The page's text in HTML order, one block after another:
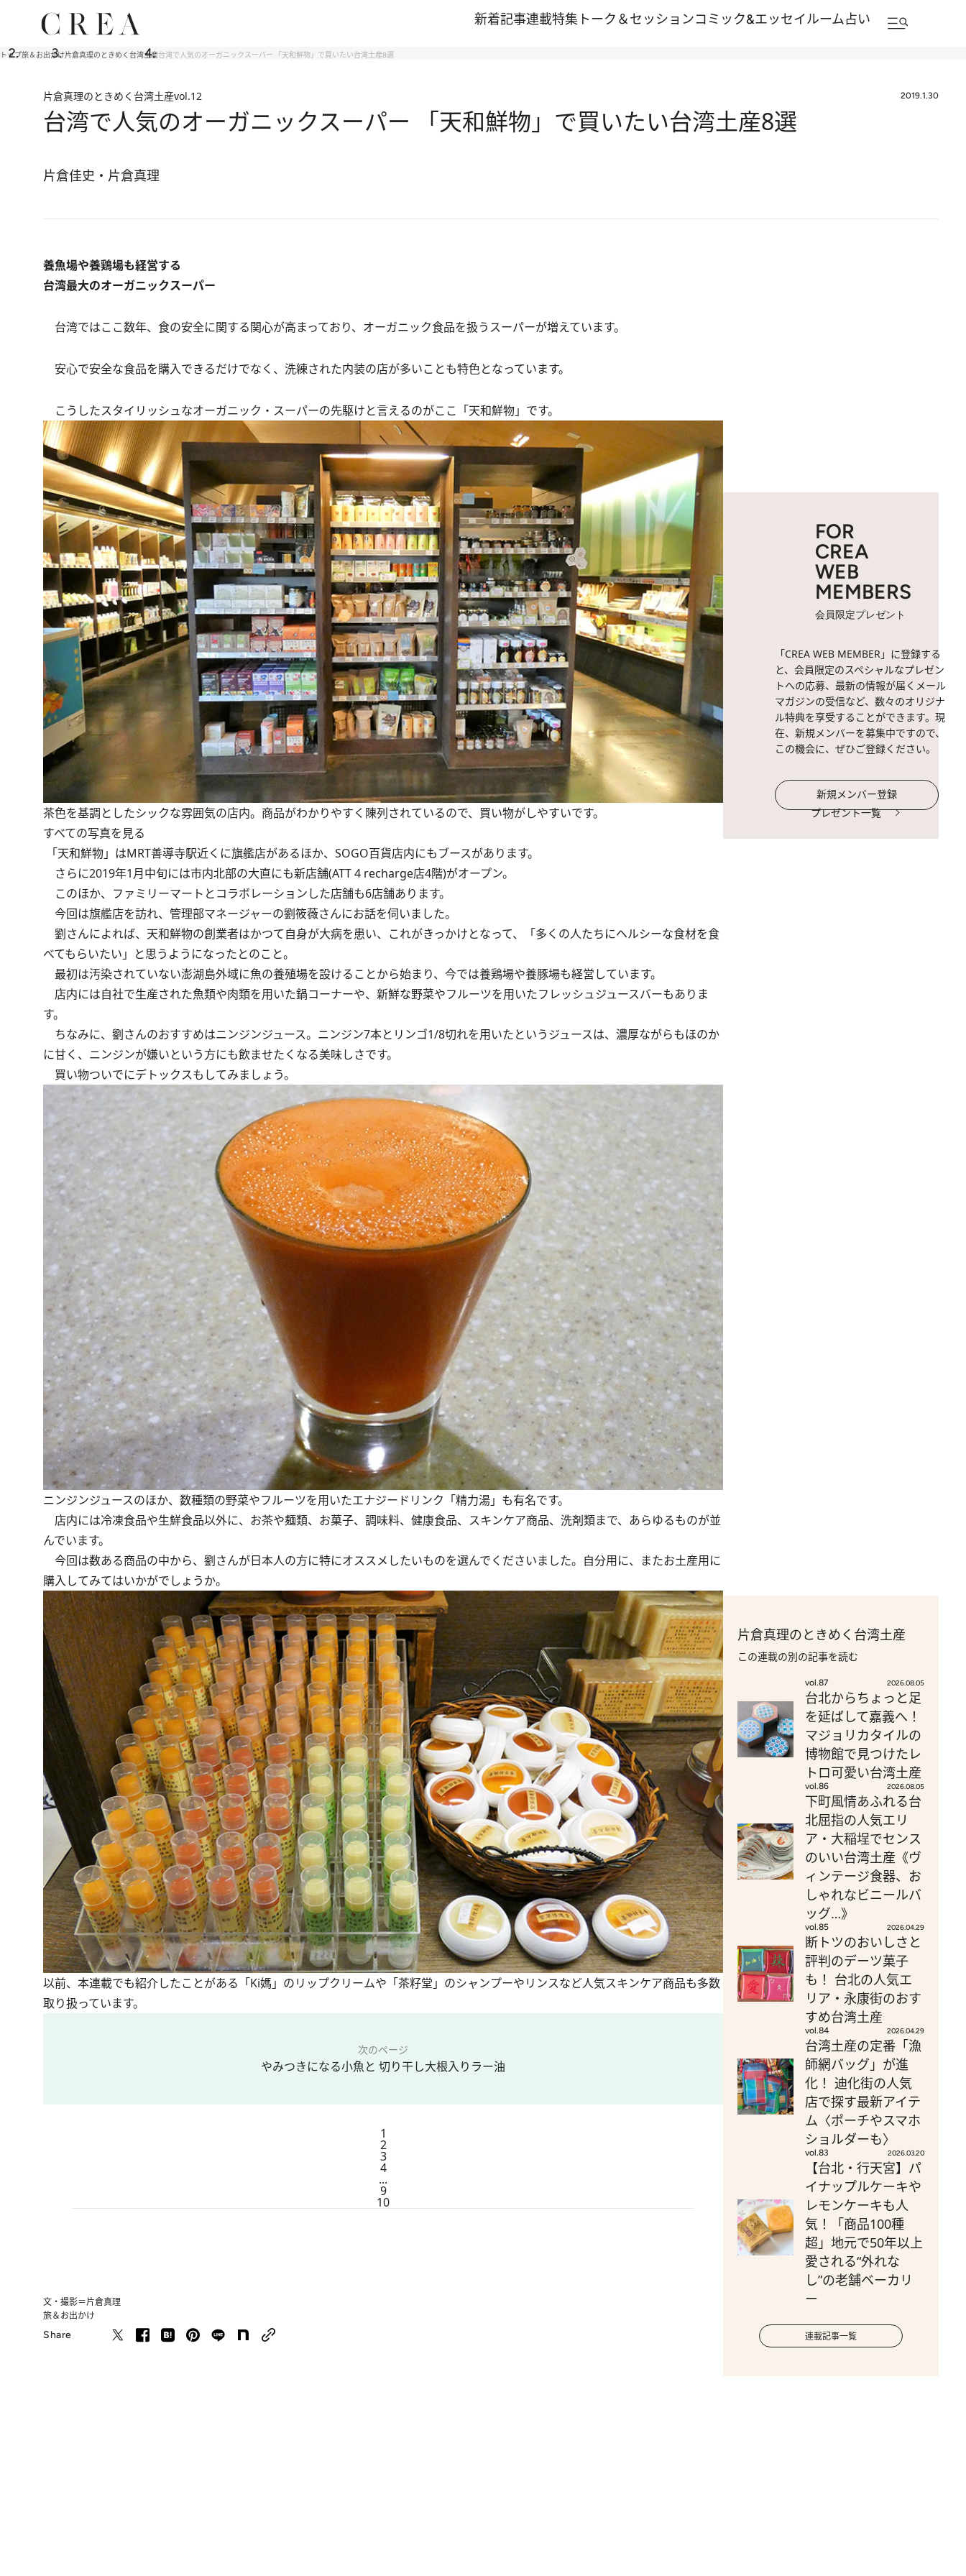
新着記事連載特集 トーク＆セッションコミック&エッセイルーム占い
トップ旅＆お出かけ片倉真理のときめく台湾土産台湾で人気のオーガニックスーパー 「天和鮮物」で買いたい台湾土産8選
片倉真理のときめく台湾土産vol.12 2019.1.30
台湾で人気のオーガニックスーパー 「天和鮮物」で買いたい台湾土産8選
片倉佳史・片倉真理
養魚場や養鶏場も経営する
台湾最大のオーガニックスーパー
台湾ではここ数年、食の安全に関する関心が高まっており、オーガニック食品を扱うスーパーが増えています。
安心で安全な食品を購入できるだけでなく、洗練された内装の店が多いことも特色となっています。
こうしたスタイリッシュなオーガニック・スーパーの先駆けと言えるのがここ「天和鮮物」です。
茶色を基調としたシックな雰囲気の店内。商品がわかりやすく陳列されているので、買い物がしやすいです。
すべての写真を見る
「天和鮮物」はMRT善導寺駅近くに旗艦店があるほか、SOGO百貨店内にもブースがあります。
さらに2019年1月中旬には市内北部の大直にも新店舗(ATT 4 recharge店4階)がオープン。
このほか、ファミリーマートとコラボレーションした店舗も6店舗あります。
今回は旗艦店を訪れ、管理部マネージャーの劉筱薇さんにお話を伺いました。
劉さんによれば、天和鮮物の創業者はかつて自身が大病を患い、これがきっかけとなって、「多くの人たちにヘルシーな食材を食
べてもらいたい」と思うようになったとのこと。
最初は汚染されていない澎湖島外域に魚の養殖場を設けることから始まり、今では養鶏場や養豚場も経営しています。
店内には自社で生産された魚類や肉類を用いた鍋コーナーや、新鮮な野菜やフルーツを用いたフレッシュジュースバーもありま
す。
ちなみに、劉さんのおすすめはニンジンジュース。ニンジン7本とリンゴ1/8切れを用いたというジュースは、濃厚ながらもほのか
に甘く、ニンジンが嫌いという方にも飲ませたくなる美味しさです。
買い物ついでにデトックスもしてみましょう。
ニンジンジュースのほか、数種類の野菜やフルーツを用いたエナジードリンク「精力湯」も有名です。
店内には冷凍食品や生鮮食品以外に、お茶や麺類、お菓子、調味料、健康食品、スキンケア商品、洗剤類まで、あらゆるものが並
んでいます。
今回は数ある商品の中から、劉さんが日本人の方に特にオススメしたいものを選んでくださいました。自分用に、またお土産用に
購入してみてはいかがでしょうか。
以前、本連載でも紹介したことがある「Ki媽」のリップクリームや「茶籽堂」のシャンプーやリンスなど人気スキンケア商品も多数
取り扱っています。
次のページ
やみつきになる小魚と 切り干し大根入りラー油
1
2
3
4
...
9
10
文・撮影＝片倉真理
旅＆お出かけ
Share
FOR
CREA
WEB
MEMBERS
会員限定プレゼント
「CREA WEB MEMBER」に登録する
と、会員限定のスペシャルなプレゼン
トへの応募、最新の情報が届くメール
マガジンの受信など、数々のオリジナ
ル特典を享受することができます。現
在、新規メンバーを募集中ですので、
この機会に、ぜひご登録ください。
新規メンバー登録
プレゼント一覧
片倉真理のときめく台湾土産
この連載の別の記事を読む
vol.87 2026.08.05
台北からちょっと足
を延ばして嘉義へ！
マジョリカタイルの
博物館で見つけたレ
トロ可愛い台湾土産
vol.86 2026.08.05
下町風情あふれる台
北屈指の人気エリ
ア・大稲埕でセンス
のいい台湾土産《ヴ
ィンテージ食器、お
しゃれなビニールバ
ッグ…》
vol.85 2026.04.29
断トツのおいしさと
評判のデーツ菓子
も！ 台北の人気エ
リア・永康街のおす
すめ台湾土産
vol.84 2026.04.29
台湾土産の定番「漁
師網バッグ」が進
化！ 迪化街の人気
店で探す最新アイテ
ム〈ポーチやスマホ
ショルダーも〉
vol.83 2026.03.20
【台北・行天宮】パ
イナップルケーキや
レモンケーキも人
気！「商品100種
超」地元で50年以上
愛される“外れな
し”の老舗ベーカリ
ー
連載記事一覧